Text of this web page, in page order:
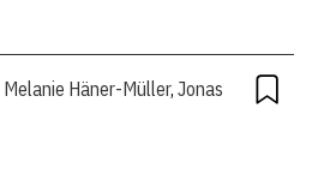
Melanie Häner-Müller, Jonas